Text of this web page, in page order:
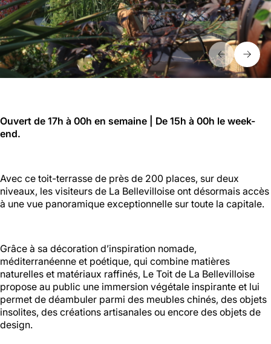
Ouvert de 17h à 00h en semaine | De 15h à 00h le week-
end.
Avec ce toit-terrasse de près de 200 places, sur deux
niveaux, les visiteurs de La Bellevilloise ont désormais accès
à une vue panoramique exceptionnelle sur toute la capitale.
Grâce à sa décoration d’inspiration nomade,
méditerranéenne et poétique, qui combine matières
naturelles et matériaux raffinés, Le Toit de La Bellevilloise
propose au public une immersion végétale inspirante et lui
permet de déambuler parmi des meubles chinés, des objets
insolites, des créations artisanales ou encore des objets de
design.